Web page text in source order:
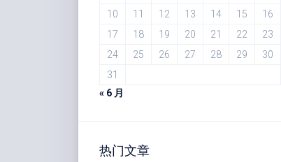
10
11 12 13 14 15
16
17
18 19 20 21 22
23
24
25 26 27 28 29
30
31
« 6 月
热门文章